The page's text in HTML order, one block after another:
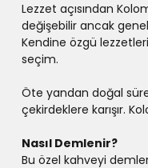
Lezzet açısından
değişebilir ancak
Kendine özgü
seçim.
Öte yandan doğal
çekirdeklere karışır.
Nasıl Demlenir?
Bu özel kahveyi